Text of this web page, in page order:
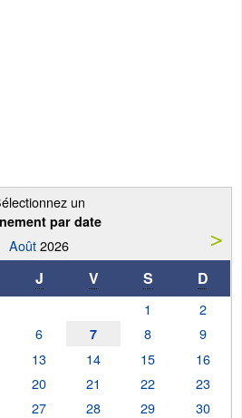
un
par date
Août2026
J V S D
1
2
6 7 8
9
13 14 15
16
20 21 22
23
27 28 29
30